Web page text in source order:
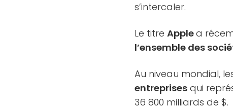
s’intercaler.
Le titreApplea
l’ensemble des
Au niveau mondial,
entreprises qui
36 800 milliards de $.